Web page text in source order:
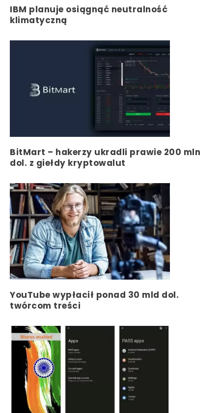
IBM planuje osiągnąć neutralność
klimatyczną
BitMart – hakerzy ukradli prawie 200 mln
dol. z giełdy kryptowalut
YouTube wypłacił ponad 30 mld dol.
twórcom treści